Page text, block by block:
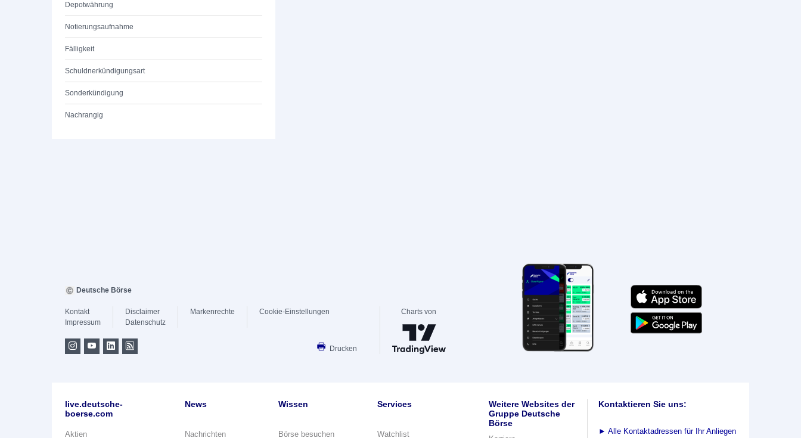
Depotwährung
Notierungsaufnahme
Fälligkeit
Schuldnerkündigungsart
Sonderkündigung
Nachrangig
Deutsche Börse
Kontakt
Impressum
Disclaimer
Datenschutz
Markenrechte Cookie-Einstellungen
Drucken
Charts von
live.deutsche-
boerse.com
Aktien
News
Nachrichten
Wissen
Börse besuchen
Services
Watchlist
Weitere Websites der
Gruppe Deutsche
Börse
Kontaktieren Sie uns:
► Alle Kontaktadressen für Ihr Anliegen